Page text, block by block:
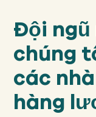
Đội ngũ
chúng
các
hàng